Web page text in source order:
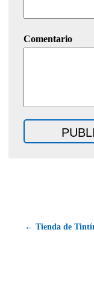
Comentario
← Tienda de